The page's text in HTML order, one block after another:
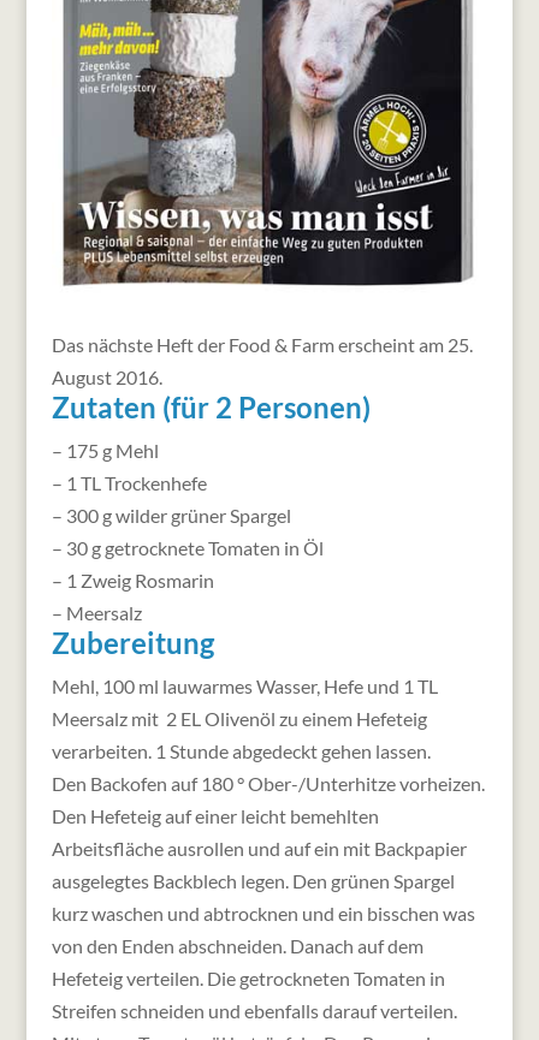
Das nächste Heft der Food & Farm erscheint am 25.
August 2016.
Zutaten (für 2 Personen)
– 175 g Mehl
– 1 TL Trockenhefe
– 300 g wilder grüner Spargel
– 30 g getrocknete Tomaten in Öl
– 1 Zweig Rosmarin
– Meersalz
Zubereitung
Mehl, 100 ml lauwarmes Wasser, Hefe und 1 TL
Meersalz mit 2 EL Olivenöl zu einem Hefeteig
verarbeiten. 1 Stunde abgedeckt gehen lassen.
Den Backofen auf 180 ° Ober-/Unterhitze vorheizen.
Den Hefeteig auf einer leicht bemehlten
Arbeitsfläche ausrollen und auf ein mit Backpapier
ausgelegtes Backblech legen. Den grünen Spargel
kurz waschen und abtrocknen und ein bisschen was
von den Enden abschneiden. Danach auf dem
Hefeteig verteilen. Die getrockneten Tomaten in
Streifen schneiden und ebenfalls darauf verteilen.